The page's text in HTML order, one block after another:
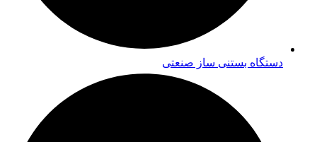
دستگاه بستنی ساز صنعتی